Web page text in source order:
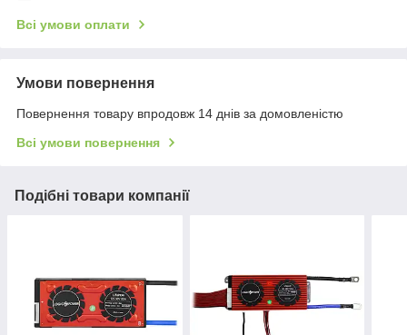
Всі умови оплати
Умови повернення
Повернення товару впродовж 14 днів за домовленістю
Всі умови повернення
Подібні товари компанії